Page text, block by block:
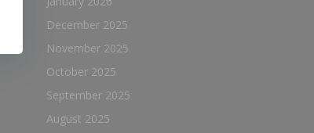
December 2025
November 2025
October 2025
September 2025
August 2025